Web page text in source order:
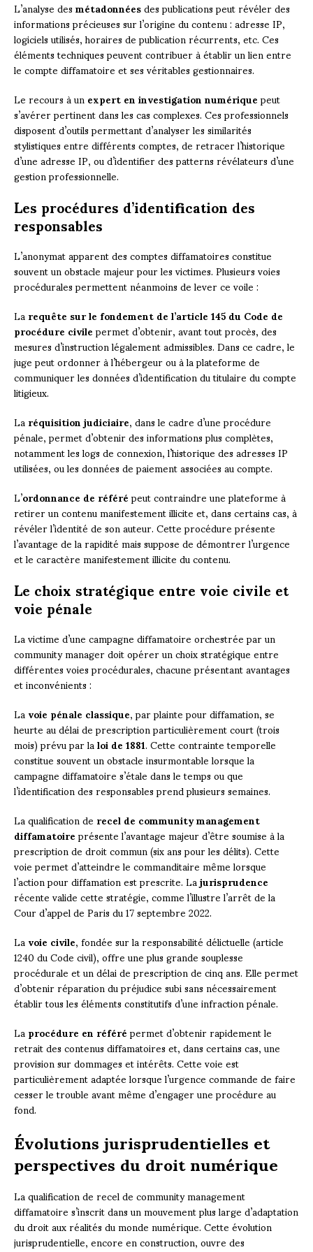
L’analyse desmétadonnéesdes publications peut révéler des
informations précieuses sur l’origine du contenu : adresse IP,
logiciels utilisés, horaires de publication récurrents, etc. Ces
éléments techniques peuvent contribuer à établir un lien entre
le compte diffamatoire et ses véritables gestionnaires.
Le recours à unexpert en investigation numériquepeut
s’avérer pertinent dans les cas complexes. Ces professionnels
disposent d’outils permettant d’analyser les similarités
stylistiques entre différents comptes, de retracer l’historique
d’une adresse IP, ou d’identifier des patterns révélateurs d’une
gestion professionnelle.
Les procédures d’identification des
responsables
L’anonymat apparent des comptes diffamatoires constitue
souvent un obstacle majeur pour les victimes. Plusieurs voies
procédurales permettent néanmoins de lever ce voile :
Larequête sur le fondement de l’article 145 du Code de
procédure civilepermet d’obtenir, avant tout procès, des
mesures d’instruction légalement admissibles. Dans ce cadre, le
juge peut ordonner à l’hébergeur ou à la plateforme de
communiquer les données d’identification du titulaire du compte
litigieux.
Laréquisition judiciaire, dans le cadre d’une procédure
pénale, permet d’obtenir des informations plus complètes,
notamment les logs de connexion, l’historique des adresses IP
utilisées, ou les données de paiement associées au compte.
L’ordonnance de référépeut contraindre une plateforme à
retirer un contenu manifestement illicite et, dans certains cas, à
révéler l’identité de son auteur. Cette procédure présente
l’avantage de la rapidité mais suppose de démontrer l’urgence
et le caractère manifestement illicite du contenu.
Le choix stratégique entre voie civile et
voie pénale
La victime d’une campagne diffamatoire orchestrée par un
community manager doit opérer un choix stratégique entre
différentes voies procédurales, chacune présentant avantages
et inconvénients :
Lavoie pénale classique, par plainte pour diffamation, se
heurte au délai de prescription particulièrement court (trois
mois) prévu par laloi de 1881. Cette contrainte temporelle
constitue souvent un obstacle insurmontable lorsque la
campagne diffamatoire s’étale dans le temps ou que
l’identification des responsables prend plusieurs semaines.
La qualification derecel de community management
diffamatoireprésente l’avantage majeur d’être soumise à la
prescription de droit commun (six ans pour les délits). Cette
voie permet d’atteindre le commanditaire même lorsque
l’action pour diffamation est prescrite. Lajurisprudence
récente valide cette stratégie, comme l’illustre l’arrêt de la
Cour d’appel de Paris du 17 septembre 2022.
Lavoie civile, fondée sur la responsabilité délictuelle (article
1240 du Code civil), offre une plus grande souplesse
procédurale et un délai de prescription de cinq ans. Elle permet
d’obtenir réparation du préjudice subi sans nécessairement
établir tous les éléments constitutifs d’une infraction pénale.
Laprocédure en référépermet d’obtenir rapidement le
retrait des contenus diffamatoires et, dans certains cas, une
provision sur dommages et intérêts. Cette voie est
particulièrement adaptée lorsque l’urgence commande de faire
cesser le trouble avant même d’engager une procédure au
fond.
Évolutions jurisprudentielles et
perspectives du droit numérique
La qualification de recel de community management
diffamatoire s’inscrit dans un mouvement plus large d’adaptation
du droit aux réalités du monde numérique. Cette évolution
jurisprudentielle, encore en construction, ouvre des